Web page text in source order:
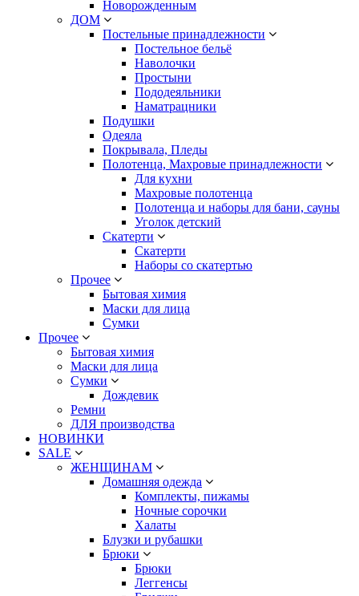
Новорожденным
ДОМ
Постельные принадлежности
Постельное бельё
Наволочки
Простыни
Пододеяльники
Наматрацники
Подушки
Одеяла
Покрывала, Пледы
Полотенца, Махровые принадлежности
Для кухни
Махровые полотенца
Полотенца и наборы для бани, сауны
Уголок детский
Скатерти
Скатерти
Наборы со скатертью
Прочее
Бытовая химия
Маски для лица
Сумки
Прочее
Бытовая химия
Маски для лица
Сумки
Дождевик
Ремни
ДЛЯ производства
НОВИНКИ
SALE
ЖЕНЩИНАМ
Домашняя одежда
Комплекты, пижамы
Ночные сорочки
Халаты
Блузки и рубашки
Брюки
Брюки
Леггенсы